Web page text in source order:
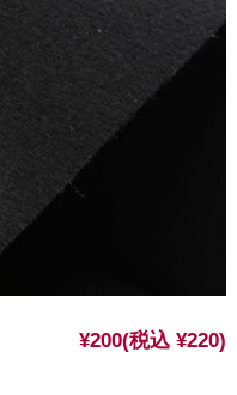
¥200(税込 ¥220)